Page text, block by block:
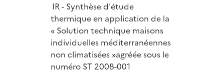
IR - Synthèse d'étude
thermique en application de la
« Solution technique maisons
individuelles méditerranéennes
non climatisées »agréée sous le
numéro ST 2008-001